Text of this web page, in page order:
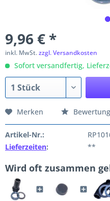
9,96 € *
inkl. MwSt.zzgl. Versandkosten
Sofort versandfertig,
Merken
Artikel-Nr.:
Lieferzeiten: **
Wird oft zusammen